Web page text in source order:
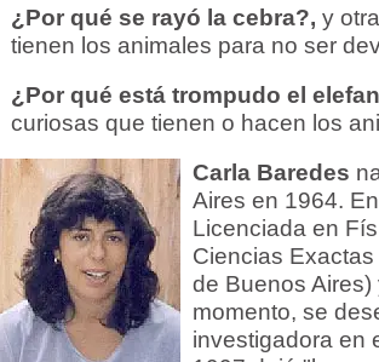
¿Por qué se rayó la cebra?, y
tienen los animales para no ser
¿Por qué está trompudo el
curiosas que tienen o hacen los
Carla Baredes
Aires en 1964.
Licenciada en
Ciencias
de Buenos Aires)
momento, se
investigadora en